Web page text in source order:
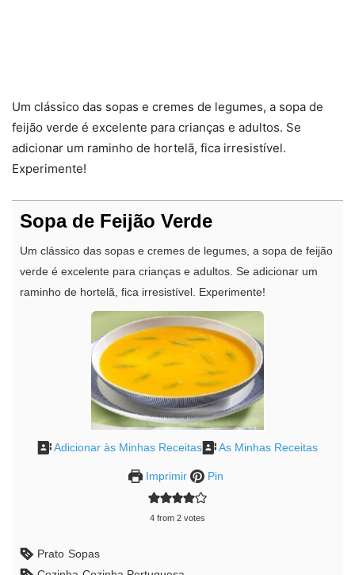
Um clássico das sopas e cremes de legumes, a sopa de
feijão verde é excelente para crianças e adultos. Se
adicionar um raminho de hortelã, fica irresistível.
Experimente!
Sopa de Feijão Verde
Um clássico das sopas e cremes de legumes, a sopa de feijão
verde é excelente para crianças e adultos. Se adicionar um
raminho de hortelã, fica irresistível. Experimente!
Adicionar às Minhas Receitas As Minhas Receitas
Imprimir Pin
4 from 2 votes
Prato Sopas